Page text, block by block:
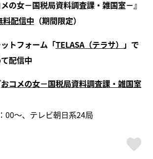
の女－国税局資料調査課・雑国室－』
配信中 （期間限定）
トフォーム「TELASA（テラサ） 」で
配信中
おコメの女－国税局資料調査課・雑国室
00～、テレビ朝日系24局